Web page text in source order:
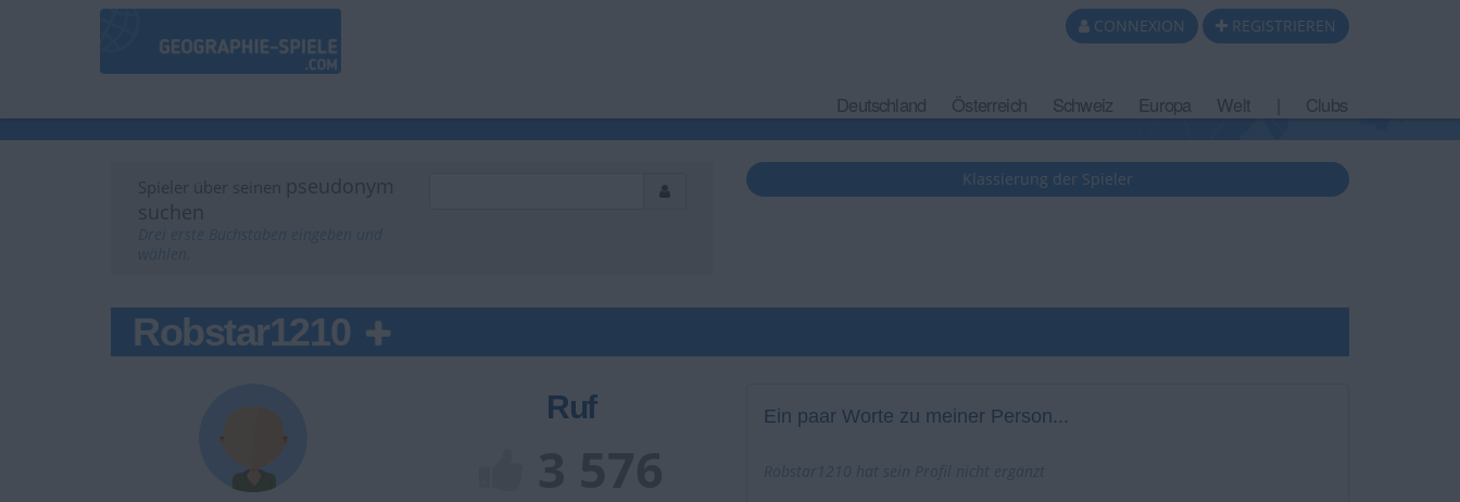
CONNEXION REGISTRIEREN
Deutschland Österreich Schweiz Europa Welt Clubs
Spieler über seinen pseudonym
suchen
Klassierung der Spieler
Robstar1210
Ruf Ein paar Worte zu meiner Person...
Robstar1210 hat sein Profil nicht ergänzt